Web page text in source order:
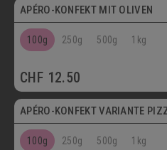
APÉRO-KONFEKT MIT OLIVEN
100g 250g 500g 1kg
CHF 12.50
APÉRO-KONFEKT VARIANTE
100g 250g 500g 1kg